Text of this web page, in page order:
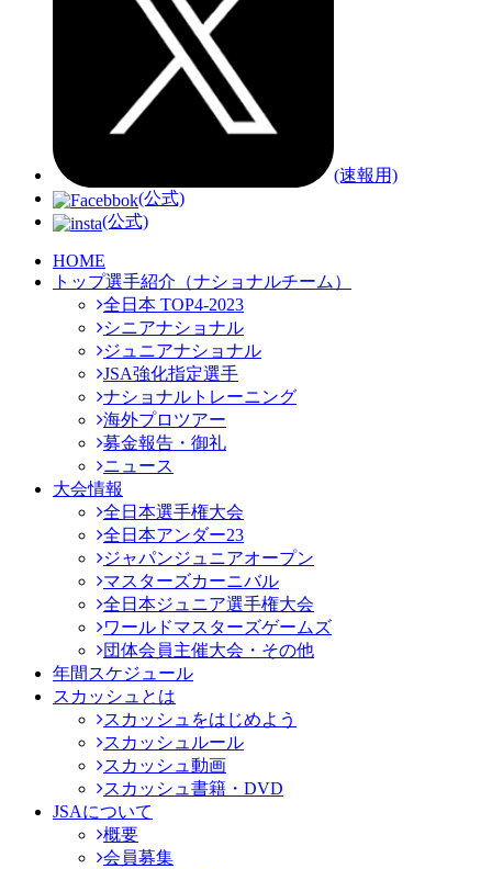
(速報用)
(公式)
(公式)
HOME
トップ選手紹介（ナショナルチーム）
全日本 TOP4-2023
シニアナショナル
ジュニアナショナル
JSA強化指定選手
ナショナルトレーニング
海外プロツアー
募金報告・御礼
ニュース
大会情報
全日本選手権大会
全日本アンダー23
ジャパンジュニアオープン
マスターズカーニバル
全日本ジュニア選手権大会
ワールドマスターズゲームズ
団体会員主催大会・その他
年間スケジュール
スカッシュとは
スカッシュをはじめよう
スカッシュルール
スカッシュ動画
スカッシュ書籍・DVD
JSAについて
概要
会員募集